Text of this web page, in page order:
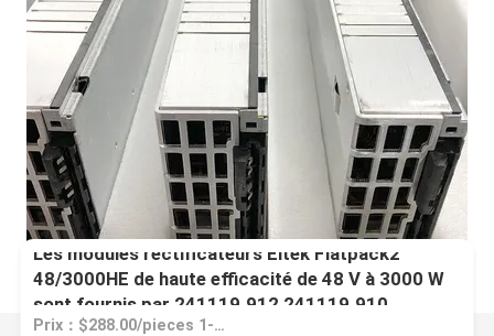
Les modules rectificateurs Eltek Flatpack2
48/3000HE de haute efficacité de 48 V à 3000 W
sont fournis par 241119.912 241119.910
Prix：$288.00/pieces 1-9 pieces